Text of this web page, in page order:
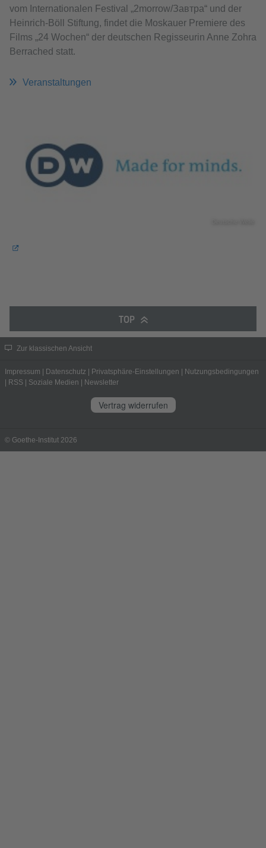
vom Internationalen Festival „2morrow/Завтра“ und der
Heinrich-Böll Stiftung, findet die Moskauer Premiere des
Films „24 Wochen“ der deutschen Regisseurin Anne Zohra
Berrached statt.
Veranstaltungen
TOP
Zur klassischen Ansicht
Impressum | Datenschutz | Privatsphäre-Einstellungen | Nutzungsbedingungen
| RSS | Soziale Medien | Newsletter
Vertrag widerrufen
© Goethe-Institut 2026